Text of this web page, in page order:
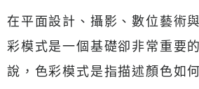
在平面設計、攝影、數位藝術
彩模式是一個基礎卻非常重要
說，色彩模式是指描述顏色如